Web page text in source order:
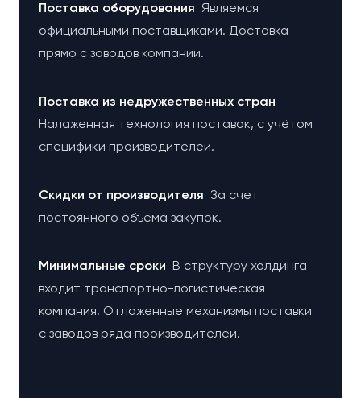
Поставка оборудования Являемся
официальными поставщиками. Доставка
прямо с заводов компании.
Поставка из недружественных стран
Налаженная технология поставок, с учётом
специфики производителей.
Cкидки от производителя За счет
постоянного объема закупок.
Минимальные сроки В структуру холдинга
входит транспортно-логистическая
компания. Отлаженные механизмы поставки
с заводов ряда производителей.